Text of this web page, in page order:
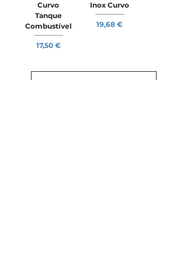
Curvo
Tanque
Combustível
Preço
17,50 €
Inox Curvo
Preço
19,68 €
Ver mais